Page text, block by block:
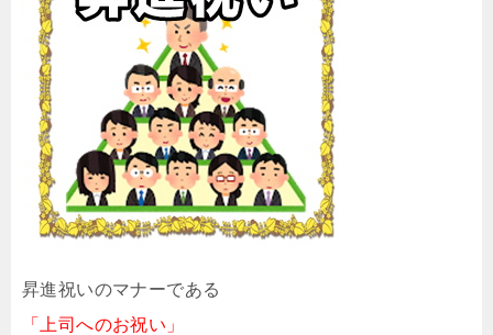
昇進祝いのマナーである
「上司へのお祝い」